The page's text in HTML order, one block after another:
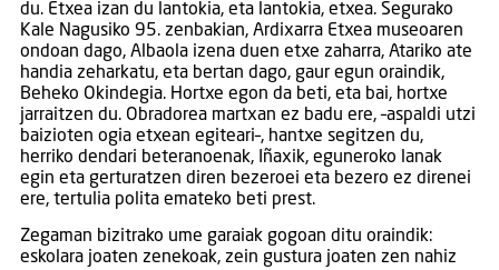
du. Etxea izan du lantokia, eta lantokia, etxea. Segurako
Kale Nagusiko 95. zenbakian, Ardixarra Etxea museoaren
ondoan dago, Albaola izena duen etxe zaharra, Atariko ate
handia zeharkatu, eta bertan dago, gaur egun oraindik,
Beheko Okindegia. Hortxe egon da beti, eta bai, hortxe
jarraitzen du. Obradorea martxan ez badu ere, –aspaldi utzi
baizioten ogia etxean egiteari–, hantxe segitzen du,
herriko dendari beteranoenak, Iñaxik, eguneroko lanak
egin eta gerturatzen diren bezeroei eta bezero ez direnei
ere, tertulia polita emateko beti prest.
Zegaman bizitrako ume garaiak gogoan ditu oraindik:
eskolara joaten zenekoak, zein gustura joaten zen nahiz